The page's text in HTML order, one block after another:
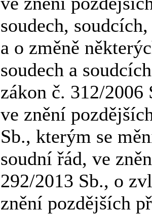
soudech,
a o změně
soudech a
zákon č. 312/
ve znění
Sb., kterým se
soudní řád, ve
292/2013 Sb., o
znění pozdějších